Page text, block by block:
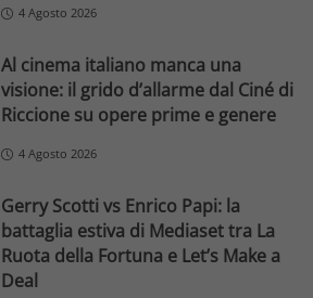
4 Agosto 2026
Al cinema italiano manca una
visione: il grido d’allarme dal Ciné di
Riccione su opere prime e genere
4 Agosto 2026
Gerry Scotti vs Enrico Papi: la
battaglia estiva di Mediaset tra La
Ruota della Fortuna e Let’s Make a
Deal